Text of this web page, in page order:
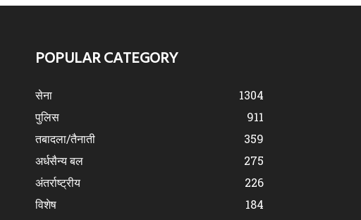
POPULAR CATEGORY
सेना
1304
पुलिस
911
तबादला/तैनाती
359
अर्धसैन्य बल
275
अंतर्राष्ट्रीय
226
विशेष
184